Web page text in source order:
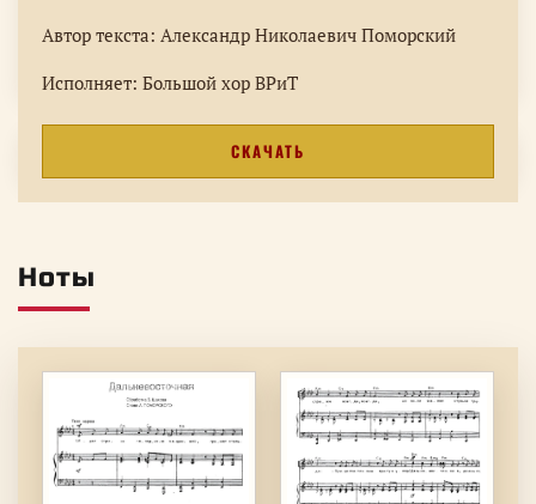
Автор текста: Александр Николаевич Поморский
Исполняет: Большой хор ВРиТ
СКАЧАТЬ
Ноты